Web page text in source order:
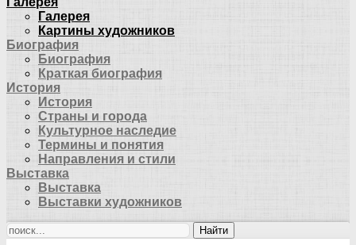
Галерея
Картины художников
Биография
Биография
Краткая биография
История
История
Страны и города
Культурное наследие
Термины и понятия
Направления и стили
Выставка
Выставка
Выставки художников
Найти